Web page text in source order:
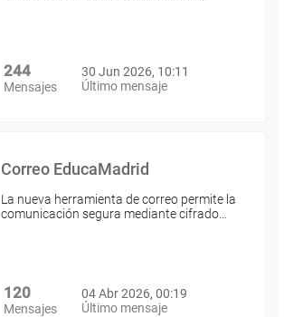
244
Mensajes
30 Jun 2026, 10:11
Último mensaje
Correo EducaMadrid
La nueva herramienta de correo permite la
comunicación segura mediante cifrado…
120
Mensajes
04 Abr 2026, 00:19
Último mensaje